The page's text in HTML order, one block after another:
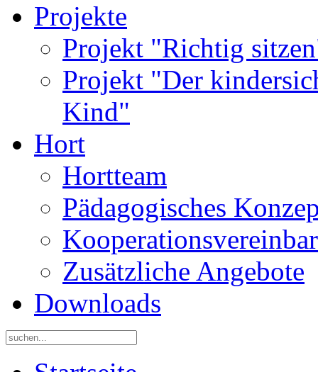
Projekte
Projekt "Richtig
Projekt "Der
Kind"
Hort
Hortteam
Pädagogisches
Zusätzliche Angebote
Downloads